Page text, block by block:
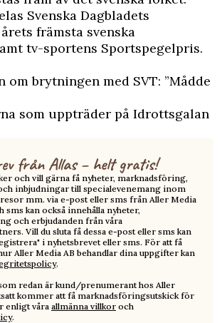
Svenska Dagbladets
främsta svenska
tv-sportens Sportspegelpris.
om brytningen med SVT: ”Mådde
som uppträder på Idrottsgalan
från Allas – helt gratis!
och vill gärna få nyheter, marknadsföring,
inbjudningar till specialevenemang inom
mm. via e-post eller sms från Aller Media
sms kan också innehålla nyheter,
och erbjudanden från våra
Vill du sluta få dessa e-post eller sms kan
i nyhetsbrevet eller sms. För att få
Aller Media AB behandlar dina uppgifter kan
.
redan är kund/prenumerant hos Aller
kommer att få marknadsföringsutskick för
enligt våra allmänna villkor och
.